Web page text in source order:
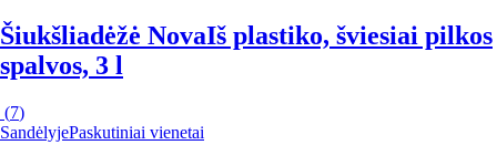
Šiukšliadėžė NovaIš plastiko, šviesiai pilkos
spalvos, 3 l
(7)
SandėlyjePaskutiniai vienetai